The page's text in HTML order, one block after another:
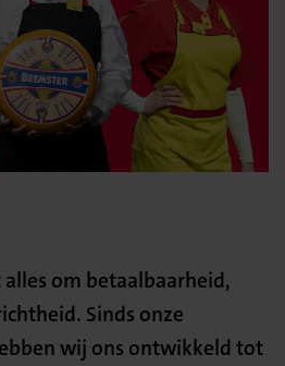
om betaalbaarheid,
Sinds onze
wij ons ontwikkeld tot